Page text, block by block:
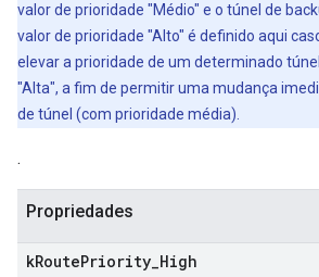
valor de prioridade "Médio" e o túnel de
valor de prioridade "Alto" é definido aqui
elevar a prioridade de um determinado
"Alta", a fim de permitir uma mudança
de túnel (com prioridade média).
.
Propriedades
kRoutePriority High